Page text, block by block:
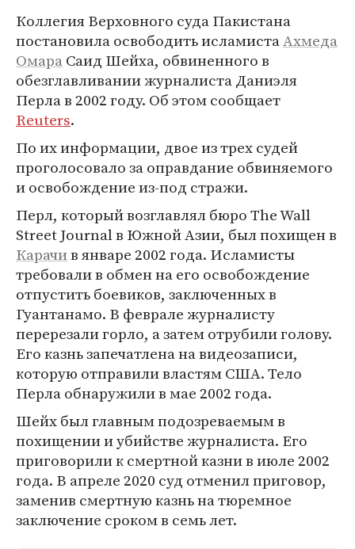
Коллегия Верховного суда Пакистана
постановила освободить исламистаАхмеда
ОмараСаид Шейха, обвиненного в
обезглавливании журналиста Даниэля
Перла в 2002 году. Об этом сообщает
Reuters.
По их информации, двое из трех судей
проголосовало за оправдание обвиняемого
и освобождение из-под стражи.
Перл, который возглавлял бюро The Wall
Street Journal в Южной Азии, был похищен в
Карачив январе 2002 года. Исламисты
требовали в обмен на его освобождение
отпустить боевиков, заключенных в
Гуантанамо. В феврале журналисту
перерезали горло, а затем отрубили голову.
Его казнь запечатлена на видеозаписи,
которую отправили властям США. Тело
Перла обнаружили в мае 2002 года.
Шейх был главным подозреваемым в
похищении и убийстве журналиста. Его
приговорили к смертной казни в июле 2002
года. В апреле 2020 суд отменил приговор,
заменив смертную казнь на тюремное
заключение сроком в семь лет.